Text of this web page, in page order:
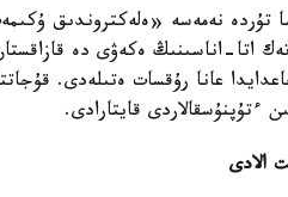
تۇردە نەمەسە «ەلەكتروندىق
اتا-اناسىنىڭ ەكەۋى دە
عانا رۇقسات ەتىلەدى.
ءتۇپنۇسقالاردى قايتارادى.
الادى